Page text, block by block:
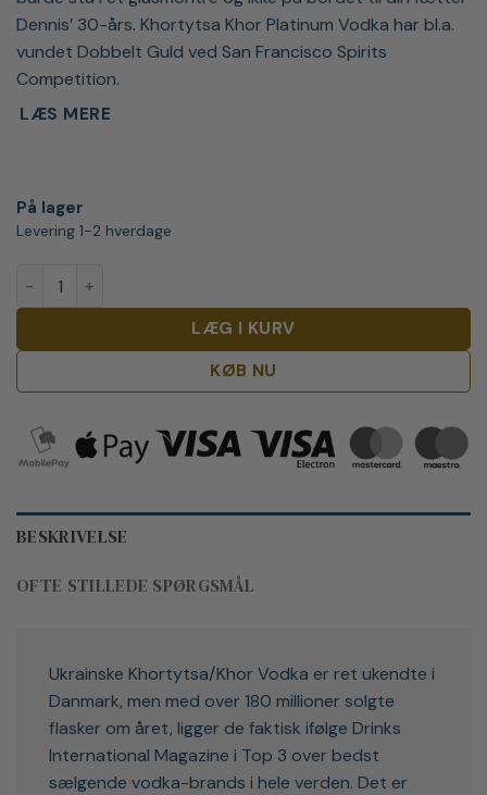
Dennis’ 30-års. Khortytsa Khor Platinum Vodka har bl.a.
vundet Dobbelt Guld ved San Francisco Spirits
Competition.
LÆS MERE
På lager
Levering 1-2 hverdage
LÆG I KURV
KØB NU
BESKRIVELSE
OFTE STILLEDE SPØRGSMÅL
Ukrainske Khortytsa/Khor Vodka er ret ukendte i
Danmark, men med over 180 millioner solgte
flasker om året, ligger de faktisk ifølge Drinks
International Magazine i Top 3 over bedst
sælgende vodka-brands i hele verden. Det er